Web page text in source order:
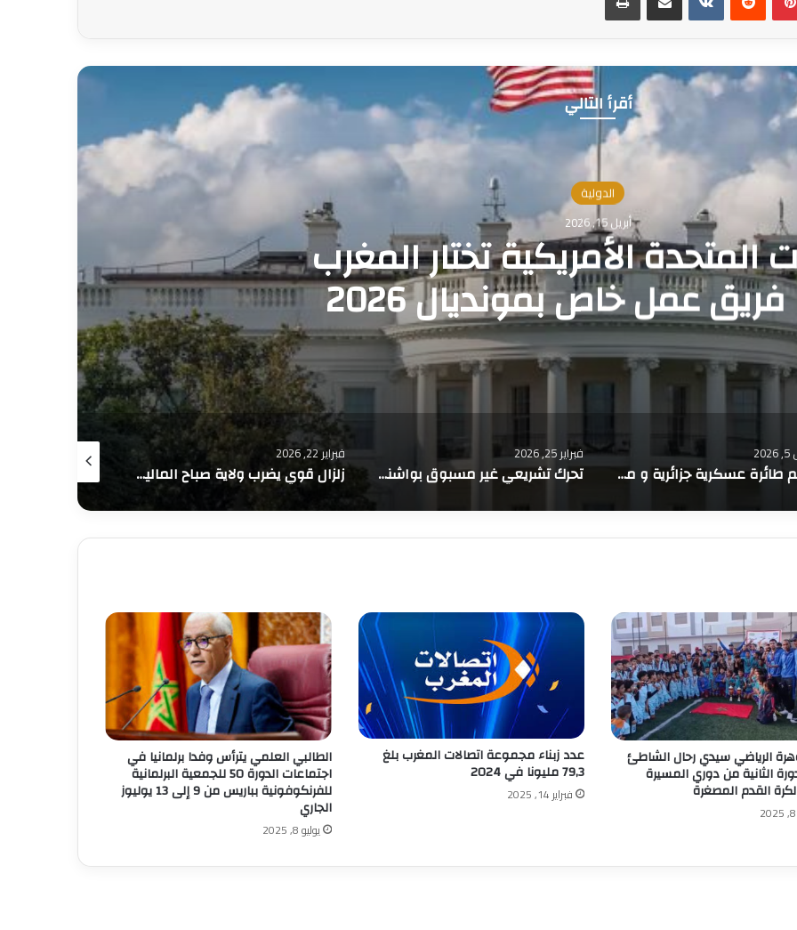
أقرأ التالي
تحطم طائرة عسكرية جزائرية و مصرع
طيارين
فبراير 25, 2026
تحرك تشريعي غير مسبوق بواشنطن لتصنيف جبهة البوليساريو كمنظمة إرهابية أجنبية
فبراير 22, 2026
زلزال قوي يضرب ولاية صباح الماليزية في جزيرة بورنيو
فبراير 20, 2026
الرياضي سيدي رحال الشاطئ
الثانية من دوري المسيرة
القدم المصغرة
عدد زبناء مجموعة اتصالات المغرب بلغ
79,3 مليونا في 2024
فبراير 14, 2025
الطالبي العلمي يترأس وفدا برلمانيا في
اجتماعات الدورة 50 للجمعية البرلمانية
للفرنكوفونية بباريس من 9 إلى 13 يوليوز
الجاري
يوليو 8, 2025